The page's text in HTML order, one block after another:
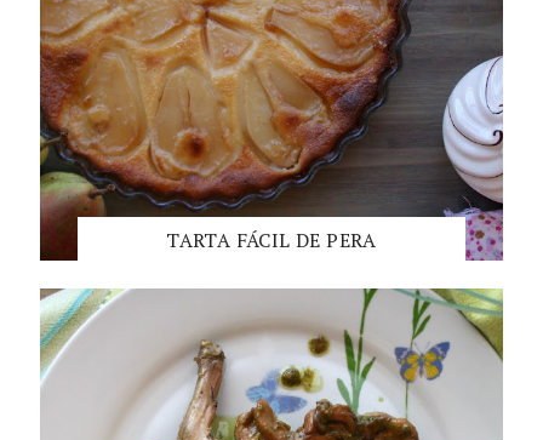
TARTA FÁCIL DE PERA